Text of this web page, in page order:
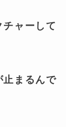
チャーして
止まるんで